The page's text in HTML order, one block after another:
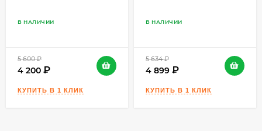
В НАЛИЧИИ
5 600
4 200
В НАЛИЧИИ
5 634
4 899